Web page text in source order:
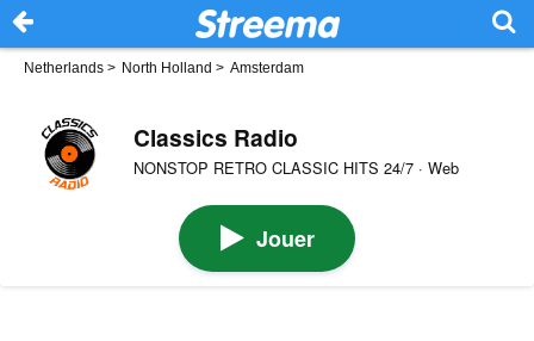
Netherlands > North Holland > Amsterdam
Classics Radio
NONSTOP RETRO CLASSIC HITS 24/7 · Web
Jouer